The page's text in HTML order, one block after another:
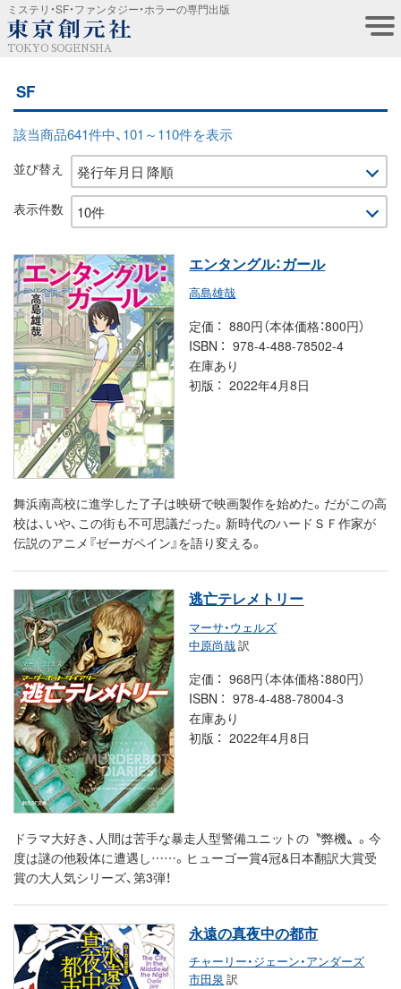
ミステリ・SF・ファンタジー・ホラーの専門出版
TOKYO SOGENSHA
SF
該当商品641件中、101～110件を表示
並び替え
表示件数
エンタングル：ガール
高島雄哉
定価
880円（本体価格：800円）
ISBN
978-4-488-78502-4
在庫あり
初版
2022年4月8日
舞浜南高校に進学した了子は映研で映画製作を始めた。だがこの高
校は、いや、この街も不可思議だった。新時代のハードＳＦ作家が
伝説のアニメ『ゼーガペイン』を語り変える。
逃亡テレメトリー
マーサ・ウェルズ
中原尚哉訳
定価
968円（本体価格：880円）
ISBN
978-4-488-78004-3
在庫あり
初版
2022年4月8日
ドラマ大好き、人間は苦手な暴走人型警備ユニットの〝弊機〟。今
度は謎の他殺体に遭遇し……。ヒューゴー賞4冠&日本翻訳大賞受
賞の大人気シリーズ、第3弾！
永遠の真夜中の都市
チャーリー・ジェーン・アンダーズ
市田泉 訳